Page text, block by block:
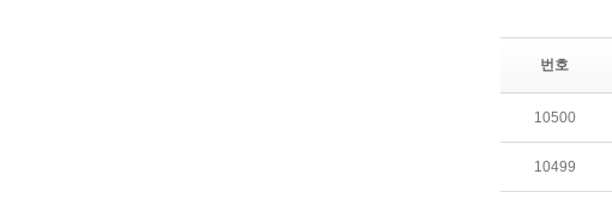
번호
10500
10499